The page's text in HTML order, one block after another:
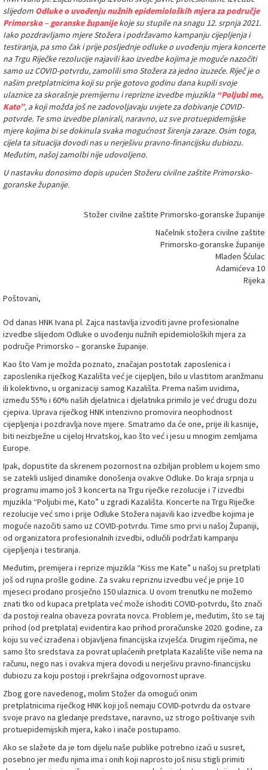
slijedom Odluke o uvođenju nužnih epidemioloških mjera za područje
Primorsko – goranske županijekoje su stupile na snagu 12. srpnja 2021.
Iako pozdravljamo mjere Stožera i podržavamo kampanju cijepljenja i
testiranja, pa smo čak i prije posljednje odluke o uvođenju mjera koncerte
na Trgu Riječke rezolucije najavili kao izvedbe kojima je moguće nazočiti
samo uz COVID-potvrdu, zamolili smo Stožera za jedno izuzeće. Riječ je o
našim pretplatnicima koji su prije gotovo godinu dana kupili svoje
ulaznice za skorašnje premijernu i reprizne izvedbe mjuzikla “Poljubi me,
Kato”, a koji možda još ne zadovoljavaju uvjete za dobivanje COVID-
potvrde. Te smo izvedbe planirali, naravno, uz sve protuepidemijske
mjere kojima bi se dokinula svaka mogućnost širenja zaraze. Osim toga,
cijela ta situacija dovodi nas u nerješivu pravno-financijsku dubiozu.
Međutim, našoj zamolbi nije udovoljeno.
U nastavku donosimo dopis upućen Stožeru civilne zaštite Primorsko-
goranske županije.
Stožer civilne zaštite Primorsko-goranske županije
Načelnik stožera civilne zaštite
Primorsko-goranske županije
Mladen Šćulac
Adamićeva 10
Rijeka
Poštovani,
Od danas HNK Ivana pl. Zajca nastavlja izvoditi javne profesionalne
izvedbe slijedom Odluke o uvođenju nužnih epidemioloških mjera za
područje Primorsko – goranske županije.
Kao što Vam je možda poznato, značajan postotak zaposlenica i
zaposlenika riječkog Kazališta već je cijepljen, bilo u vlastitom aranžmanu
ili kolektivno, u organizaciji samog Kazališta. Prema našim uvidima,
između 55% i 60% naših djelatnica i djelatnika primilo je već drugu dozu
cjepiva. Uprava riječkog HNK intenzivno promovira neophodnost
cijepljenja i pozdravlja nove mjere. Smatramo da će one, prije ili kasnije,
biti neizbježne u cijeloj Hrvatskoj, kao što već i jesu u mnogim zemljama
Europe.
Ipak, dopustite da skrenem pozornost na ozbiljan problem u kojem smo
se zatekli uslijed dinamike donošenja ovakve Odluke. Do kraja srpnja u
programu imamo još 3 koncerta na Trgu riječke rezolucije i 7 izvedbi
mjuzikla “Poljubi me, Kato” u zgradi Kazališta. Koncerte na Trgu Riječke
rezolucije već smo i prije Odluke Stožera najavili kao izvedbe kojima je
moguće nazočiti samo uz COVID-potvrdu. Time smo prvi u našoj Županiji,
od organizatora profesionalnih izvedbi, odlučili podržati kampanju
cijepljenja i testiranja.
Međutim, premijera i reprize mjuzikla “Kiss me Kate” u našoj su pretplati
još od rujna prošle godine. Za svaku repriznu izvedbu već je prije 10
mjeseci prodano prosječno 150 ulaznica. U ovom trenutku ne možemo
znati tko od kupaca pretplata već može ishoditi COVID-potvrdu, što znači
da postoji realna obaveza povrata novca. Problem je, međutim, što se taj
prihod (od pretplata) evidentira kao prihod proračunske 2020. godine, za
koju su već izrađena i objavljena financijska izvješća. Drugim riječima, ne
samo što sredstava za povrat uplaćenih pretplata Kazalište više nema na
računu, nego nas i ovakva mjera dovodi u nerješivu pravno-financijsku
dubiozu za koju postoji i prekršajna odgovornost uprave.
Zbog gore navedenog, molim Stožer da omogući onim
pretplatnicima riječkog HNK koji još nemaju COVID-potvrdu da ostvare
svoje pravo na gledanje predstave, naravno, uz strogo poštivanje svih
protuepidemijskih mjera, kako i inače postupamo.
Ako se slažete da je tom dijelu naše publike potrebno izaći u susret,
posebno jer među njima ima i onih koji naprosto još nisu stigli primiti